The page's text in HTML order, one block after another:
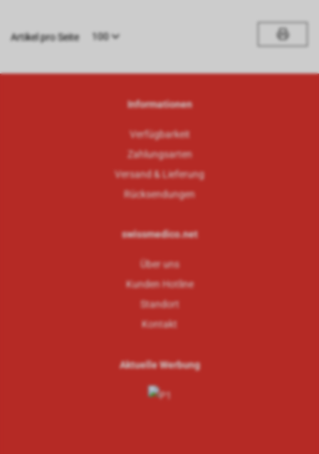
Artikel pro Seite 100
Informationen
Verfügbarkeit
Zahlungsarten
Versand & Lieferung
Rücksendungen
swissmedico.net
Über uns
Kunden Hotline
Standort
Kontakt
Aktuelle Werbung